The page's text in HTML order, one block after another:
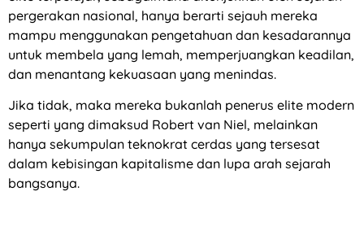
pergerakan nasional, hanya berarti sejauh mereka
mampu menggunakan pengetahuan dan kesadarannya
untuk membela yang lemah, memperjuangkan keadilan,
dan menantang kekuasaan yang menindas.
Jika tidak, maka mereka bukanlah penerus elite modern
seperti yang dimaksud Robert van Niel, melainkan
hanya sekumpulan teknokrat cerdas yang tersesat
dalam kebisingan kapitalisme dan lupa arah sejarah
bangsanya.